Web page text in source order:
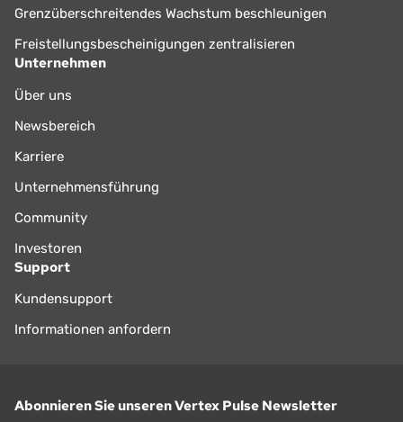
Grenzüberschreitendes Wachstum beschleunigen
Freistellungsbescheinigungen zentralisieren
Unternehmen
Über uns
Newsbereich
Karriere
Unternehmensführung
Community
Investoren
Support
Kundensupport
Informationen anfordern
Abonnieren Sie unseren Vertex Pulse Newsletter